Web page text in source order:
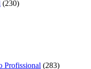
(230)
Profissional (283)